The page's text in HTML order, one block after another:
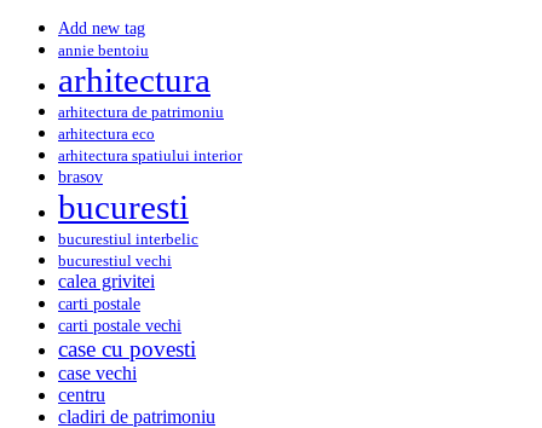
Add new tag
annie bentoiu
arhitectura
arhitectura de patrimoniu
arhitectura eco
arhitectura spatiului interior
brasov
bucuresti
bucurestiul interbelic
bucurestiul vechi
calea grivitei
carti postale
carti postale vechi
case cu povesti
case vechi
centru
cladiri de patrimoniu